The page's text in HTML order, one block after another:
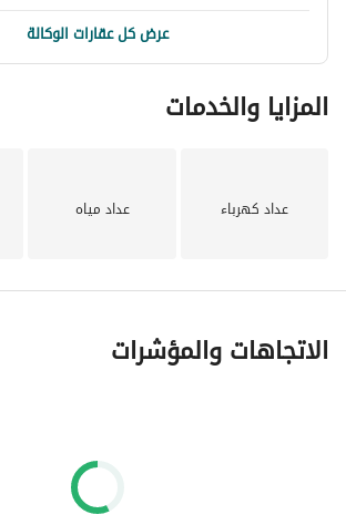
عرض كل عقارات الوكالة
المزايا والخدمات
عداد كهرباء عداد مياه
الاتجاهات والمؤشرات